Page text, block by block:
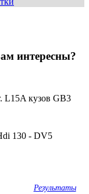
интересны?
L15A кузов GB3
130 - DV5
Результаты